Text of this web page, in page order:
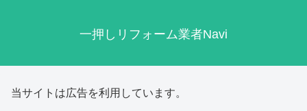
一押しリフォーム業者Navi
当サイトは広告を利用しています。